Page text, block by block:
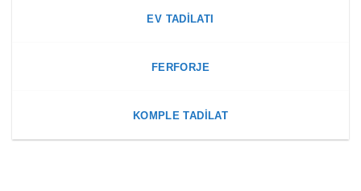
EV TADILATI
FERFORJE
KOMPLE TADILAT